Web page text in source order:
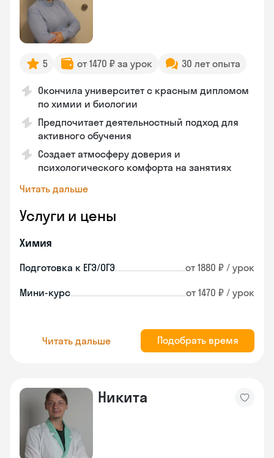
5 от 1470 ₽ за урок 30 лет опыта
Окончила университет с красным дипломом
по химии и биологии
Предпочитает деятельностный подход для
активного обучения
Создает атмосферу доверия и
психологического комфорта на занятиях
Читать дальше
Услуги и цены
Химия
Подготовка к ЕГЭ/ОГЭ от 1880 ₽ / урок
Мини-курс от 1470 ₽ / урок
Читать дальше Подобрать время
Никита